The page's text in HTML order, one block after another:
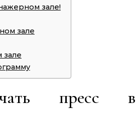
зале!
зале
зале
пресс в